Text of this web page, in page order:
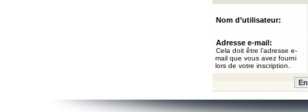
Nom d’utilisateur:
Adresse e-mail:
Cela doit être l’adresse e-
mail que vous avez fourni
lors de votre inscription.